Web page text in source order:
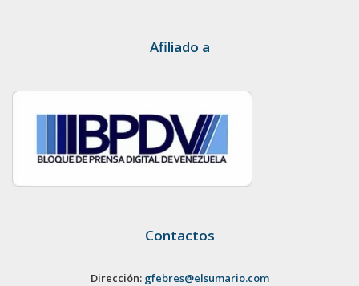
Afiliado a
Contactos
Dirección: gfebres@elsumario.com